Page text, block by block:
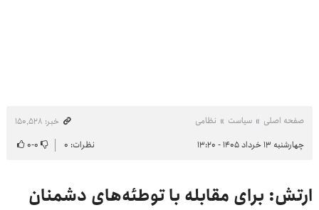
صفحه اصلی سیاست نظامی
خبر: ۱۵۰٬۵۲۸
چهارشنبه ۱۳ خرداد ۱۴۰۵ - ۱۳:۲۰
نظرات: ۰ ۰-۰
ارتش: برای مقابله با توطئه‌های دشمنان